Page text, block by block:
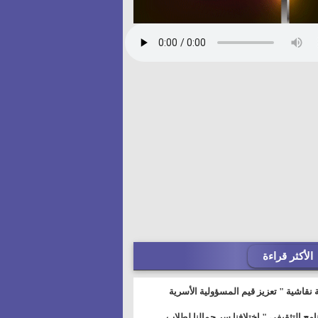
الأكثر قراءة
نقاشية " تعزيز قيم المسؤولية الأسرية